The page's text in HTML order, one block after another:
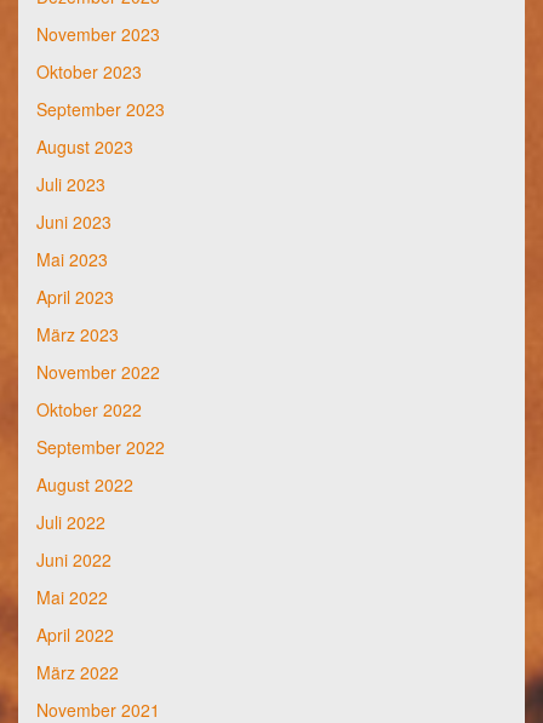
November 2023
Oktober 2023
September 2023
August 2023
Juli 2023
Juni 2023
Mai 2023
April 2023
März 2023
November 2022
Oktober 2022
September 2022
August 2022
Juli 2022
Juni 2022
Mai 2022
April 2022
März 2022
November 2021